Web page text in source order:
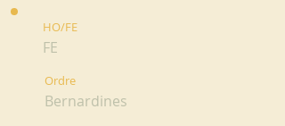
HO/FE
FE
Ordre
Bernardines